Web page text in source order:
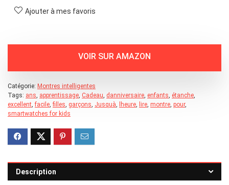
Ajouter à mes favoris
Catégorie: Montres intelligentes
Tags: ans, apprentissage, Cadeau, danniversaire, enfants, étanche,
excellent,facile,filles, garçons, Jusquà, lheure, lire, montre, pour,
smartwatches for kids
Description